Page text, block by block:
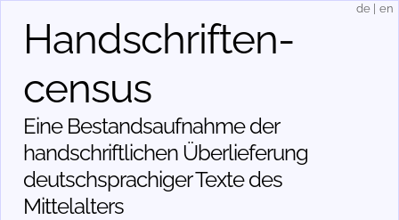
Handschriften­
census
Eine Bestandsaufnahme der
handschriftlichen Über­lieferung
deutschsprachiger Texte des
Mittelalters
de en